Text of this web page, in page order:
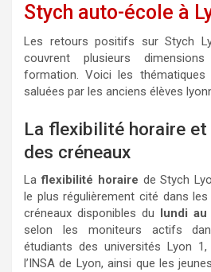
Stych auto-école à
Les retours positifs sur Stych
couvrent plusieurs
formation. Voici les
saluées par les anciens élèves
La flexibilité horaire
des créneaux
Laflexibilité horaire de Stych
le plus régulièrement cité dans
créneaux disponibles du lundi
selon les moniteurs actifs
étudiants des universités Lyon
l’INSA de Lyon, ainsi que les